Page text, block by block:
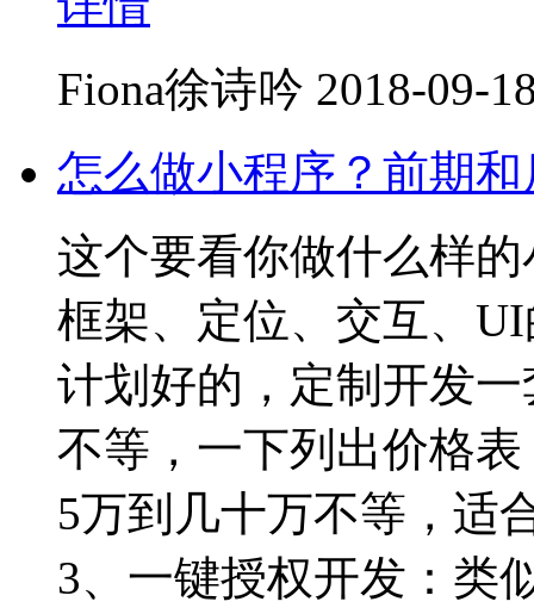
Fiona徐诗吟 2018-09-
怎么做小程序？前期
这个要看你做什么样
框架、定位、交互、
计划好的，定制开发
不等，一下列出价格
5万到几十万不等，适
3、一键授权开发：类